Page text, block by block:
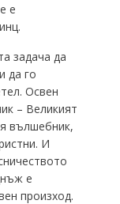
е
задача да
да го
Освен
– Великият
вълшебник,
И
е
произход.